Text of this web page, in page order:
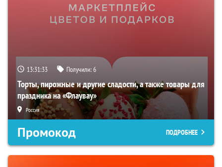
13:31:32 Получили:6
Торты, пирожные и другие сладости, а также товары для
праздника на «Флаувау»
Россия
Промокод ПОДРОБНЕЕ